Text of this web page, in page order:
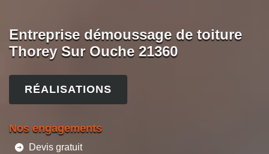
Entreprise démoussage de toiture
Thorey Sur Ouche 21360
RÉALISATIONS
Nos engagements
Devis gratuit